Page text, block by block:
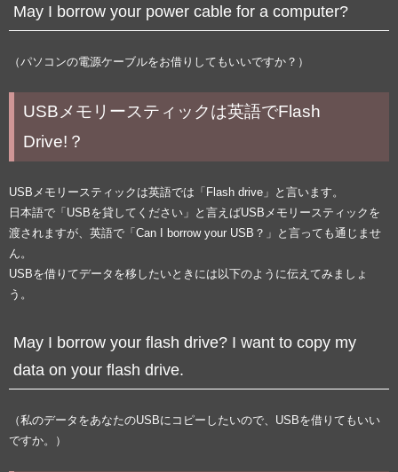
May I borrow your power cable for a computer?
（パソコンの電源ケーブルをお借りしてもいいですか？）
USBメモリースティックは英語でFlash
Drive!？
USBメモリースティックは英語では「Flash drive」と言います。
日本語で「USBを貸してください」と言えばUSBメモリースティックを
渡されますが、英語で「Can I borrow your USB？」と言っても通じませ
ん。
USBを借りてデータを移したいときには以下のように伝えてみましょ
う。
May I borrow your flash drive? I want to copy my
data on your flash drive.
（私のデータをあなたのUSBにコピーしたいので、USBを借りてもいい
ですか。）